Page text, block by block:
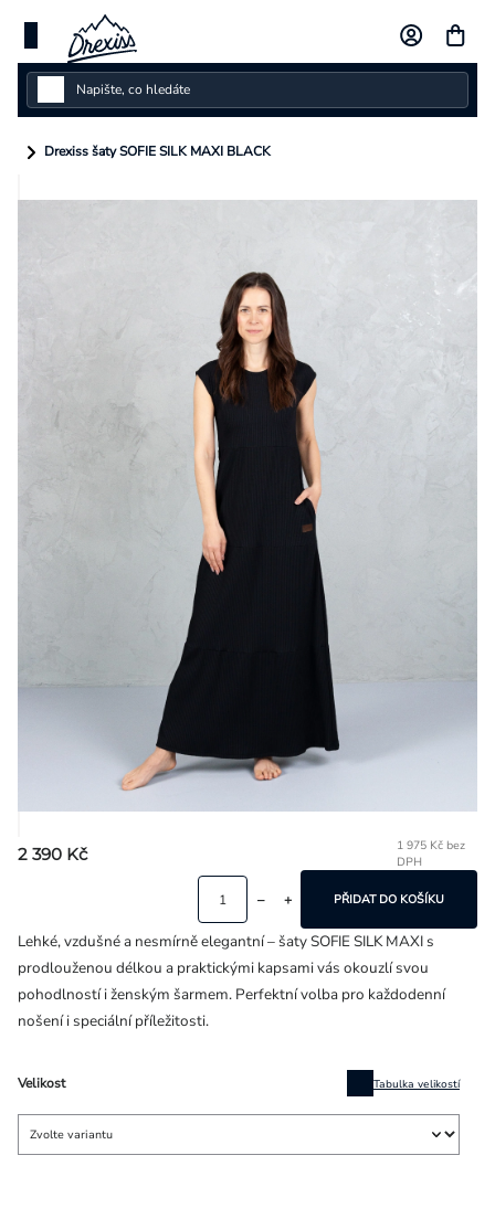
obsah
Dámské
Dětské
Drexiss šaty SOFIE SILK MAXI BLACK
2 390 Kč
1 975 Kč bez
DPH
Velikost Tabulka velikostí
PŘIDAT DO KOŠÍKU
Lehké, vzdušné a nesmírně elegantní – šaty SOFIE SILK MAXI s
prodlouženou délkou a praktickými kapsami vás okouzlí svou
pohodlností i ženským šarmem. Perfektní volba pro každodenní
nošení i speciální příležitosti.